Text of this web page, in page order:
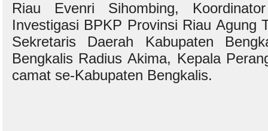
Riau Evenri Sihombing,
Investigasi BPKP Provinsi Riau Agung
Sekretaris Daerah Kabupaten
Bengkalis Radius Akima, Kepala
camat se-Kabupaten Bengkalis.